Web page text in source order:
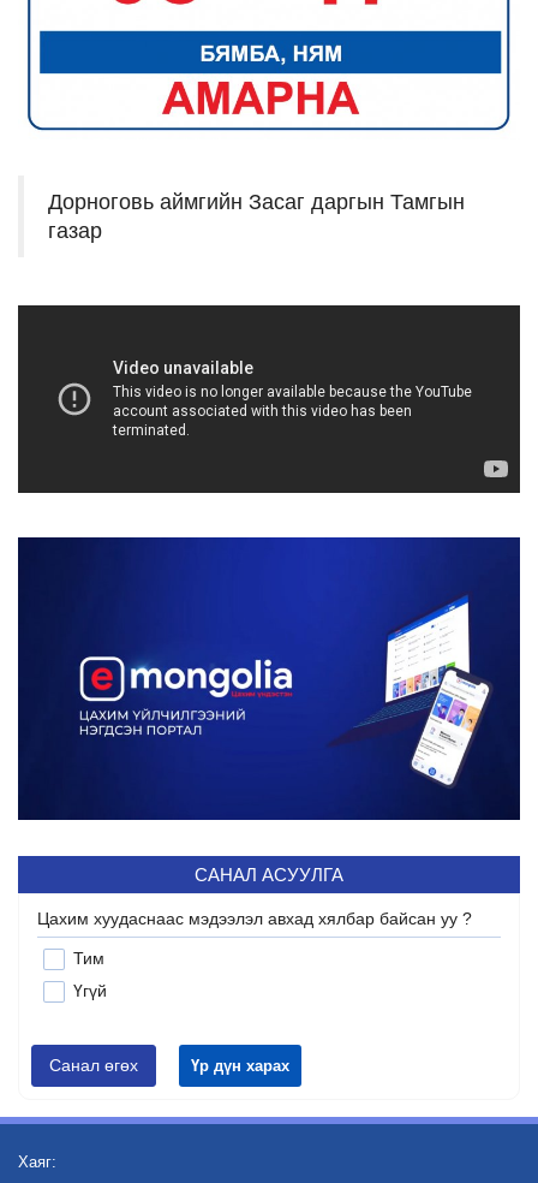
Дорноговь аймгийн Засаг даргын Тамгын
газар
САНАЛ АСУУЛГА
Цахим хуудаснаас мэдээлэл авхад хялбар байсан уу ?
Тим
Үгүй
Санал өгөх Үр дүн харах
Хаяг: